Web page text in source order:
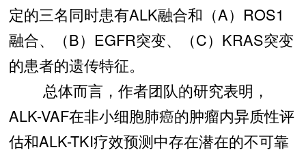
定的三名同时患有ALK融合和（A）ROS1
融合、（B）EGFR突变、（C）KRAS突变
的患者的遗传特征。
总体而言，作者团队的研究表明，
ALK-VAF在非小细胞肺癌的肿瘤内异质性评
估和ALK-TKI疗效预测中存在潜在的不可靠